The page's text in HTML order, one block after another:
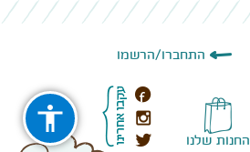
התחברו/הרשמו
החנות שלנו